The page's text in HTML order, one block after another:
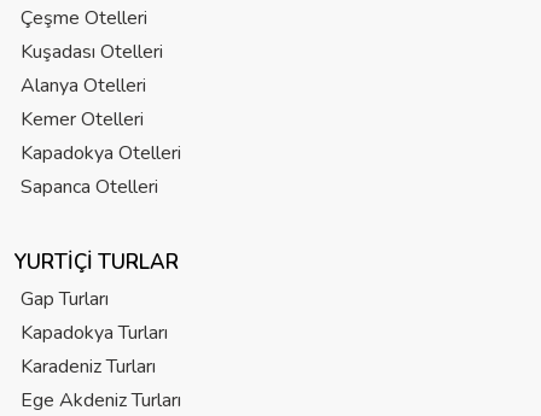
Çeşme Otelleri
Kuşadası Otelleri
Alanya Otelleri
Kemer Otelleri
Kapadokya Otelleri
Sapanca Otelleri
YURTIÇI TURLAR
Gap Turları
Kapadokya Turları
Karadeniz Turları
Ege Akdeniz Turları